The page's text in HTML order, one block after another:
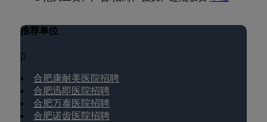
推荐单位

合肥康耐美医院招聘
合肥迅即医院招聘
合肥万泰医院招聘
合肥诺齿医院招聘